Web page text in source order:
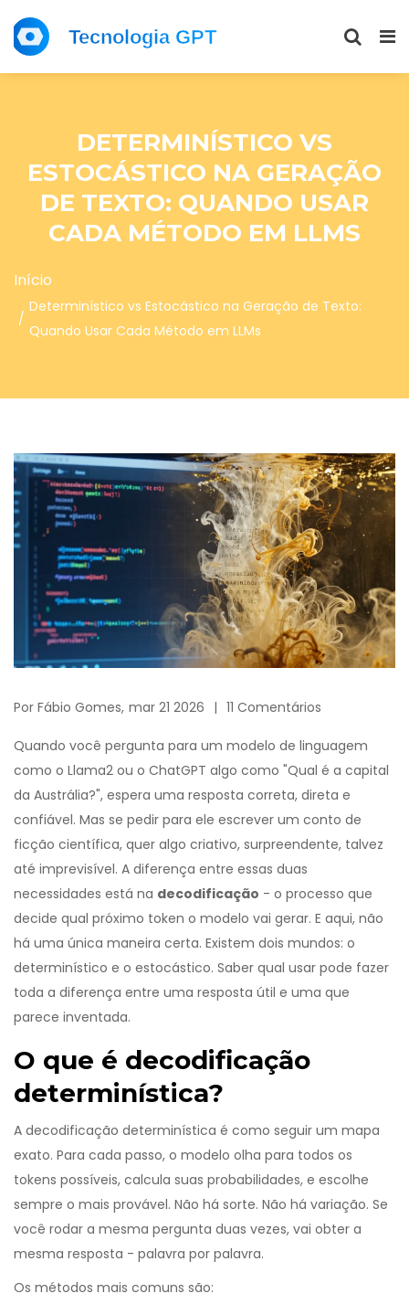
DETERMINÍSTICO VS
ESTOCÁSTICO NA GERAÇÃO
DE TEXTO: QUANDO USAR
CADA MÉTODO EM LLMS
Início
Determinístico vs Estocástico na Geração de Texto:
Quando Usar Cada Método em LLMs
Por Fábio Gomes, mar 21 2026 11 Comentários
Quando você pergunta para um modelo de linguagem
como o Llama2 ou o ChatGPT algo como "Qual é a capital
da Austrália?", espera uma resposta correta, direta e
confiável. Mas se pedir para ele escrever um conto de
ficção científica, quer algo criativo, surpreendente, talvez
até imprevisível. A diferença entre essas duas
necessidades está na decodificação - o processo que
decide qual próximo token o modelo vai gerar. E aqui, não
há uma única maneira certa. Existem dois mundos: o
determinístico e o estocástico. Saber qual usar pode fazer
toda a diferença entre uma resposta útil e uma que
parece inventada.
O que é decodificação
determinística?
A decodificação determinística é como seguir um mapa
exato. Para cada passo, o modelo olha para todos os
tokens possíveis, calcula suas probabilidades, e escolhe
sempre o mais provável. Não há sorte. Não há variação. Se
você rodar a mesma pergunta duas vezes, vai obter a
mesma resposta - palavra por palavra.
Os métodos mais comuns são: